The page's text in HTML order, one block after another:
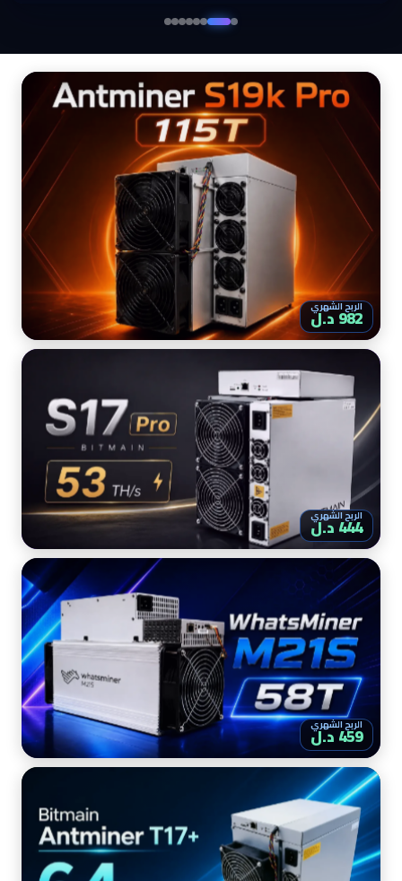
الربح الشهري
982 د.ل
الربح الشهري
444 د.ل
الربح الشهري
459 د.ل